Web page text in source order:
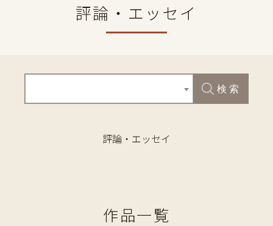
評論・エッセイ
検 索
評論・エッセイ
作品一覧